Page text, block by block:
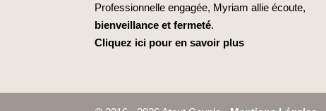
Professionnelle engagée, Myriam allie écoute,
bienveillance et fermeté.
Cliquez ici pour en savoir plus